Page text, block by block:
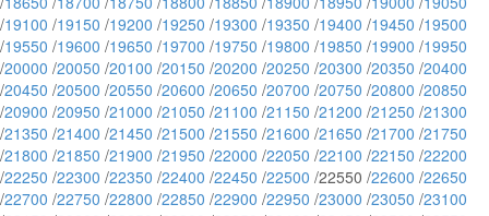
/19100 /19150 /19200 /19250 /19300 /19350 /19400 /19450 /19500
/19550 /19600 /19650 /19700 /19750 /19800 /19850 /19900 /19950
/20000 /20050 /20100 /20150 /20200 /20250 /20300 /20350 /20400
/20450 /20500 /20550 /20600 /20650 /20700 /20750 /20800 /20850
/20900 /20950 /21000 /21050 /21100 /21150 /21200 /21250 /21300
/21350 /21400 /21450 /21500 /21550 /21600 /21650 /21700 /21750
/21800 /21850 /21900 /21950 /22000 /22050 /22100 /22150 /22200
/22250 /22300 /22350 /22400 /22450 /22500 /22550 /22600 /22650
/22700 /22750 /22800 /22850 /22900 /22950 /23000 /23050 /23100